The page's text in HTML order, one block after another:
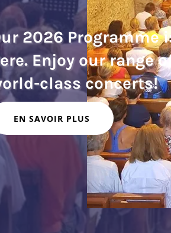
2026 Programme
Enjoy our range
EN SAVOIR PLUS